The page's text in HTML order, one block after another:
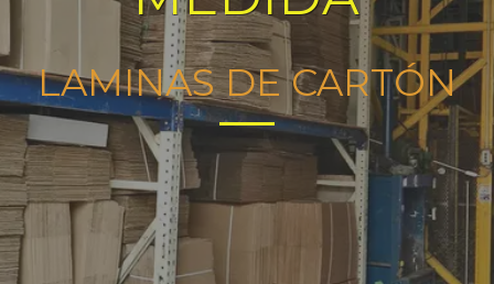
LAMINAS DE CARTÓN